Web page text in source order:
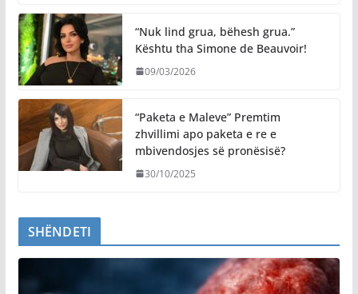
“Nuk lind grua, bëhesh grua.”
Kështu tha Simone de Beauvoir!
09/03/2026
“Paketa e Maleve” Premtim
zhvillimi apo paketa e re e
mbivendosjes së pronësisë?
30/10/2025
SHËNDETI